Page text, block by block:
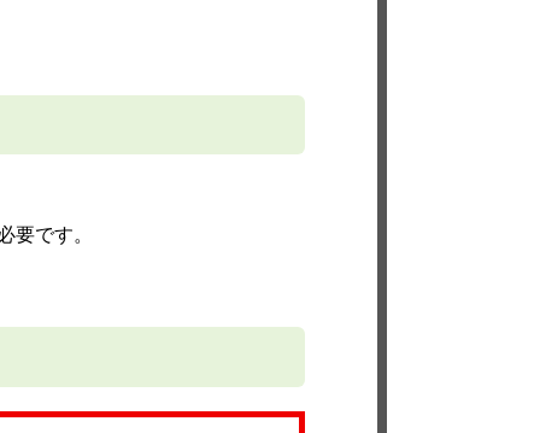
要です。